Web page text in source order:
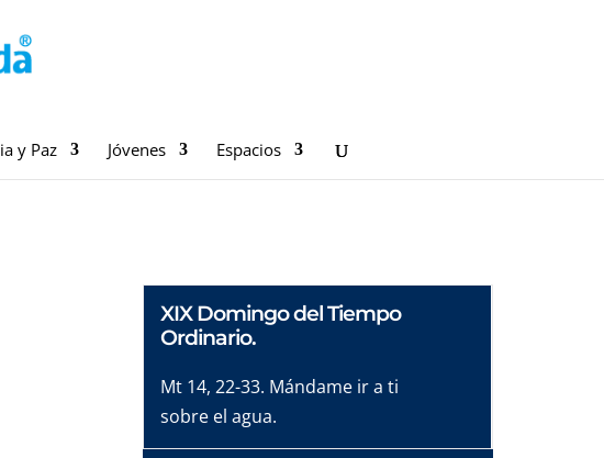
y Paz Jóvenes Espacios
XIX Domingo del Tiempo
Ordinario.
Mt 14, 22-33. Mándame ir a ti
sobre el agua.